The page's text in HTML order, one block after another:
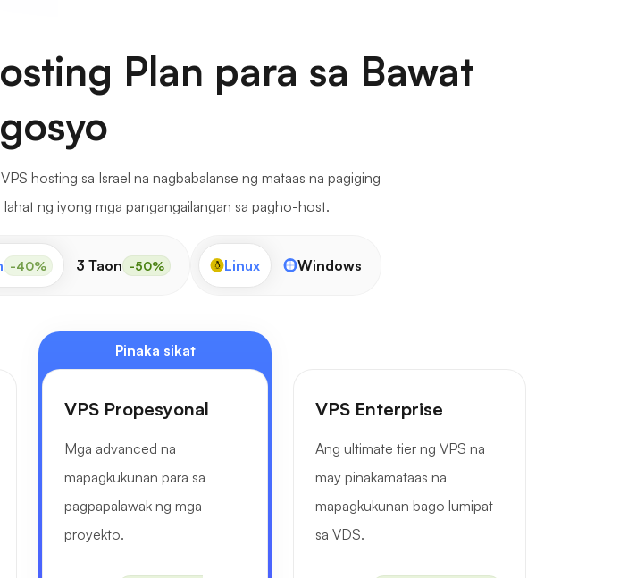
Plan para sa Bawat
hosting sa Israel na nagbabalanse ng mataas na pagiging
ng iyong mga pangangailangan sa pagho-host.
-40% 3 Taon -50% Linux Windows
Pinaka sikat
VPS Propesyonal
Mga advanced na
mapagkukunan para sa
pagpapalawak ng mga
proyekto.
VPS Enterprise
Ang ultimate tier ng VPS na
may pinakamataas na
mapagkukunan bago lumipat
sa VDS.